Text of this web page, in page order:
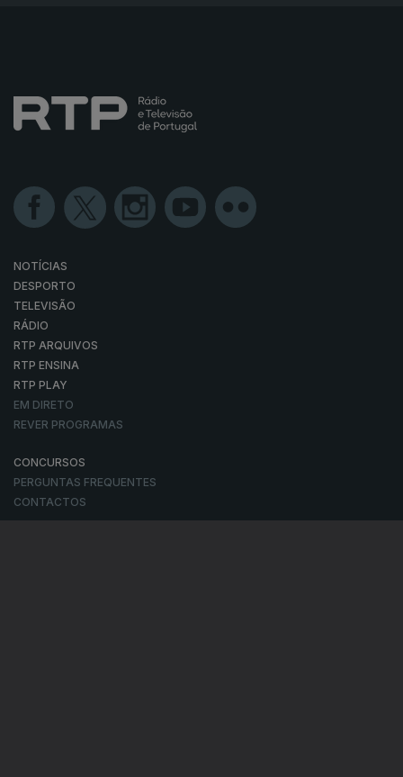
NOTÍCIAS
DESPORTO
TELEVISÃO
RÁDIO
RTP ARQUIVOS
RTP ENSINA
RTP PLAY
EM DIRETO
REVER PROGRAMAS
CONCURSOS
PERGUNTAS FREQUENTES
CONTACTOS